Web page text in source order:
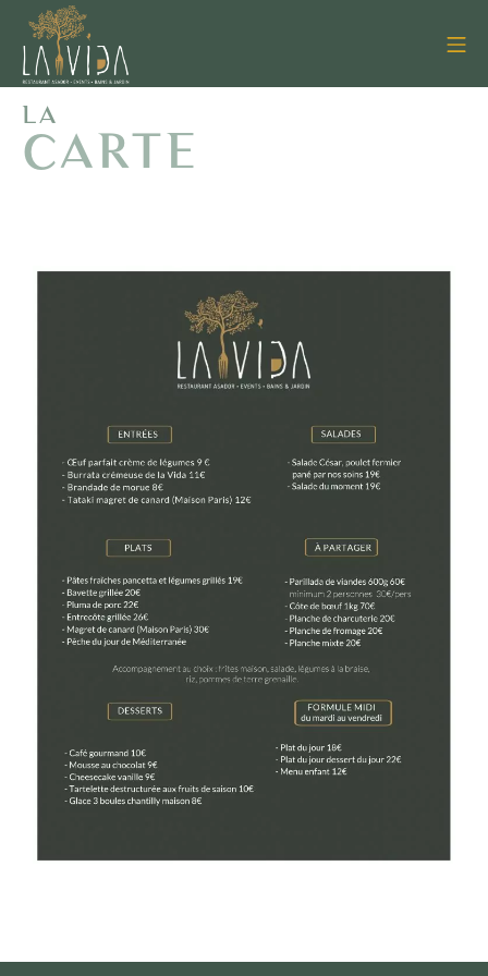
LA
CARTE